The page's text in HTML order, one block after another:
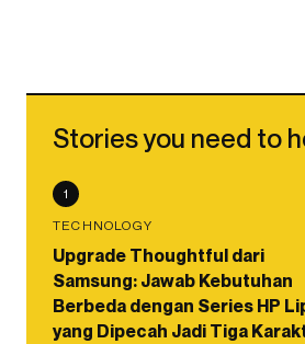
Stories you need to
1
TECHNOLOGY
Upgrade Thoughtful dari
Samsung: Jawab Kebutuhan
Berbeda dengan Series HP
yang Dipecah Jadi Tiga